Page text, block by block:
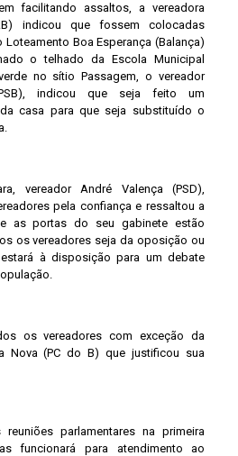
facilitando assaltos, a vereadora
indicou que fossem colocadas
Loteamento Boa Esperança (Balança)
o telhado da Escola Municipal
no sítio Passagem, o vereador
indicou que seja feito um
casa para que seja substituído o
vereador André Valença (PSD),
pela confiança e ressaltou a
as portas do seu gabinete estão
os vereadores seja da oposição ou
à disposição para um debate
os vereadores com exceção da
Nova (PC do B) que justificou sua
parlamentares na primeira
funcionará para atendimento ao